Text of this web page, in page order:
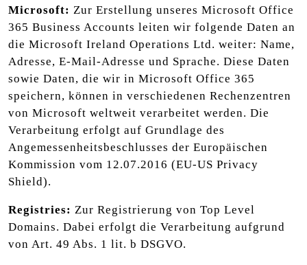
Microsoft: Zur Erstellung unseres Microsoft Office
365 Business Accounts leiten wir folgende Daten an
die Microsoft Ireland Operations Ltd. weiter: Name,
Adresse, E-Mail-Adresse und Sprache. Diese Daten
sowie Daten, die wir in Microsoft Office 365
speichern, können in verschiedenen Rechenzentren
von Microsoft weltweit verarbeitet werden. Die
Verarbeitung erfolgt auf Grundlage des
Angemessenheitsbeschlusses der Europäischen
Kommission vom 12.07.2016 (EU-US Privacy
Shield).
Registries: Zur Registrierung von Top Level
Domains. Dabei erfolgt die Verarbeitung aufgrund
von Art. 49 Abs. 1 lit. b DSGVO.